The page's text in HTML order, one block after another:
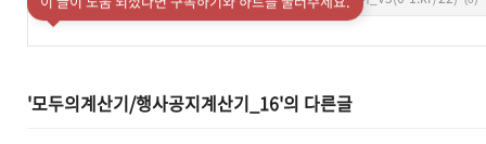
'모두의계산기/행사공지계산기_16'의 다른글